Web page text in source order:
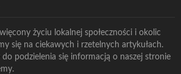
życiu lokalnej społeczności i okolic
się na ciekawych i rzetelnych artykułach.
do podzielenia się informacją o naszej stronie